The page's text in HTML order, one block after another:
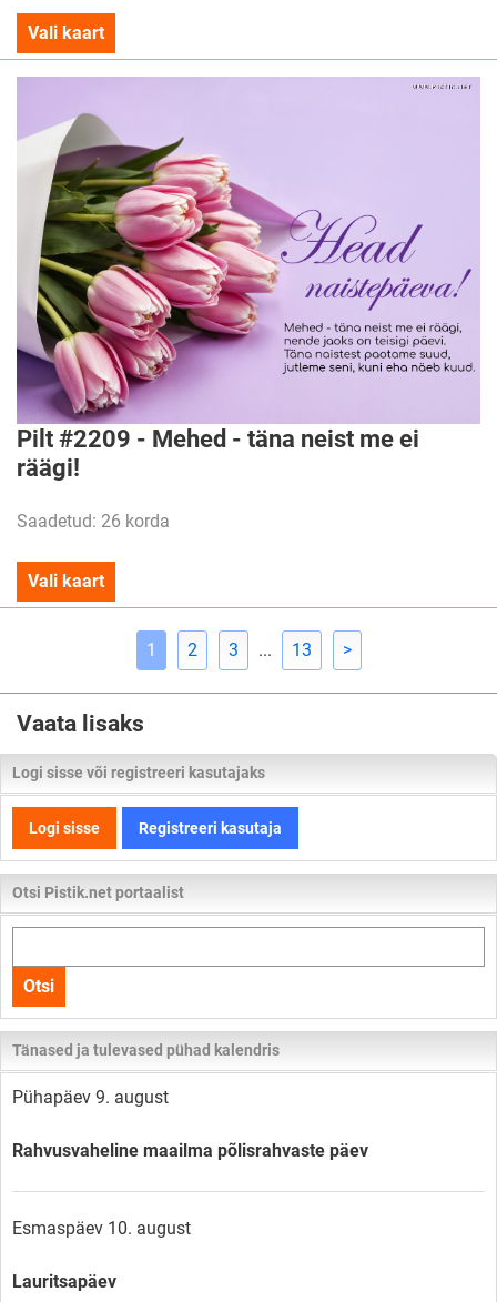
Vali kaart
Pilt #2209 - Mehed - täna neist me ei
räägi!
Saadetud: 26 korda
Vali kaart
1 2 3 ... 13 >
Vaata lisaks
Logi sisse või registreeri kasutajaks
Logi sisse Registreeri kasutaja
Otsi Pistik.net portaalist
kogu
lehelt
Otsi
Tänased ja tulevased pühad kalendris
Pühapäev 9. august
Rahvusvaheline maailma põlisrahvaste päev
Esmaspäev 10. august
Lauritsapäev